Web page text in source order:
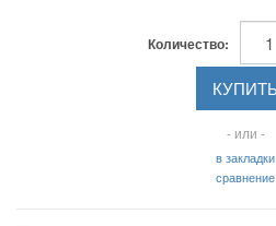
Количество:
- или -
в закладки
сравнение